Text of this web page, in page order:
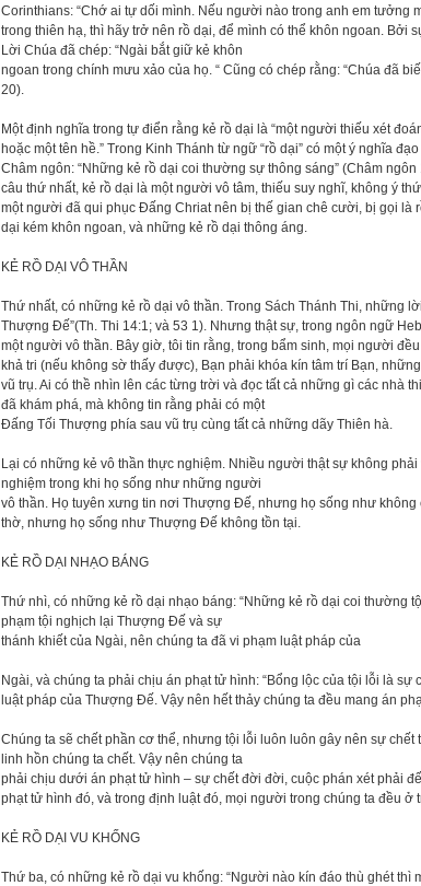
Corinthians: “Chớ ai tự dối mình. Nếu người nào trong anh em tưởng
trong thiên hạ, thì hãy trở nên rồ dại, để mình có thể khôn ngoan.
Lời Chúa đã chép: “Ngài bắt giữ kẻ khôn
ngoan trong chính mưu xảo của họ. “ Cũng có chép rằng: “Chúa đã
20).
Một định nghĩa trong tự điển rằng kẻ rồ dại là “một người thiếu xét
hoặc một tên hề.” Trong Kinh Thánh từ ngữ “rồ dại” có một ý nghĩa
Châm ngôn: “Những kẻ rồ dại coi thường sự thông sáng” (Châm
câu thứ nhất, kẻ rồ dại là một người vô tâm, thiếu suy nghĩ, không ý
một người đã qui phục Đấng Chriat nên bị thế gian chê cười, bị gọi là
dại kém khôn ngoan, và những kẻ rồ dại thông áng.
KẺ RỒ DẠI VÔ THẦN
Thứ nhất, có những kẻ rồ dại vô thần. Trong Sách Thánh Thi, những
Thượng Đế”(Th. Thi 14:1; và 53 1). Nhưng thật sự, trong ngôn ngữ
một người vô thần. Bây giờ, tôi tin rằng, trong bẩm sinh, mọi người
khả tri (nếu không sờ thấy được), Bạn phải khóa kín tâm trí Bạn,
vũ trụ. Ai có thề nhìn lên các từng trời và đọc tất cả những gì các nhà
đã khám phá, mà không tin rằng phải có một
Đấng Tối Thượng phía sau vũ trụ cùng tất cả những dãy Thiên hà.
Lại có những kẻ vô thần thực nghiệm. Nhiều người thật sự không
nghiệm trong khi họ sống như những người
vô thần. Họ tuyên xưng tin nơi Thượng Đế, nhưng họ sống như
thờ, nhưng họ sống như Thượng Đế không tồn tại.
KẺ RỒ DẠI NHẠO BÁNG
Thứ nhì, có những kẻ rồ dại nhạo báng: “Những kẻ rồ dại coi thường
phạm tội nghịch lại Thượng Đế và sự
thánh khiết của Ngài, nên chúng ta đã vi phạm luật pháp của
Ngài, và chúng ta phải chịu án phạt tử hình: “Bổng lộc của tội lỗi là
luật pháp của Thượng Đế. Vậy nên hết thảy chúng ta đều mang án
Chúng ta sẽ chết phần cơ thể, nhưng tội lỗi luôn luôn gây nên sự
linh hồn chúng ta chết. Vậy nên chúng ta
phải chịu dưới án phạt tử hình – sự chết đời đời, cuộc phán xét phải
phạt tử hình đó, và trong định luật đó, mọi người trong chúng ta đều ở
KẺ RỒ DẠI VU KHỐNG
Thứ ba, có những kẻ rồ dại vu khống: “Người nào kín đáo thù ghét